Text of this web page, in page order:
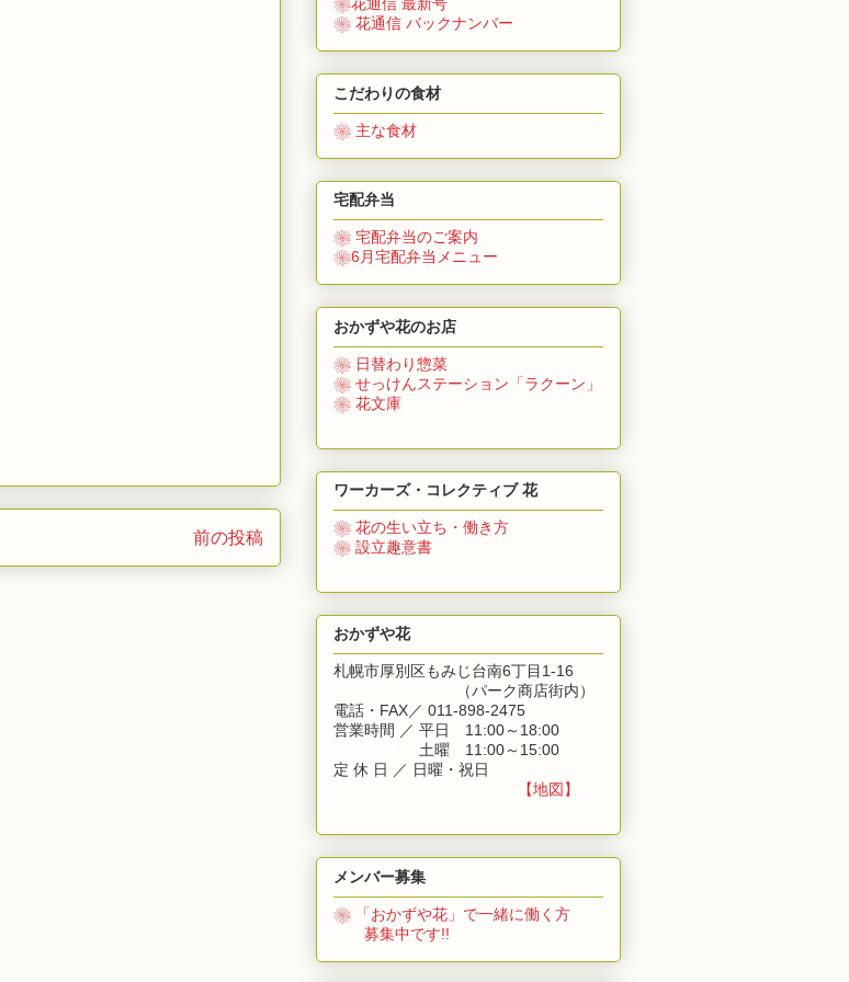
前の投稿
❀花通信 最新号
❀ 花通信 バックナンバー
こだわりの食材
❀ 主な食材
宅配弁当
❀ 宅配弁当のご案内
❀6月宅配弁当メニュー
おかずや花のお店
❀ 日替わり惣菜
❀ せっけんステーション「ラクーン」
❀ 花文庫
ワーカーズ・コレクティブ 花
❀ 花の生い立ち・働き方
❀ 設立趣意書
おかずや花
札幌市厚別区もみじ台南6丁目1-16
（パーク商店街内）
電話・FAX／ 011-898-2475
営業時間 ／ 平日 11:00～18:00
土曜 11:00～15:00
定 休 日 ／ 日曜・祝日
【地図】
メンバー募集
❀ 「おかずや花」 で一緒に働く方
募集中です!!